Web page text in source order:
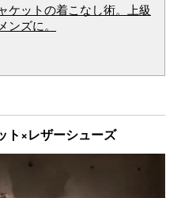
ケットの着こなし術。上級
ンズに。
ト×レザーシューズ